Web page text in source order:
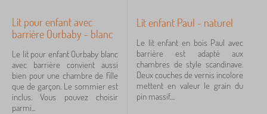
Étiquettes
Groupes
Marques
Lit pour enfant avec
barrière Ourbaby - blanc
Le lit pour enfant Ourbaby blanc
avec barrière convient aussi
bien pour une chambre de fille
que de garçon. Le sommier est
inclus. Vous pouvez choisir
parmi...
Lit enfant Paul - naturel
Le lit enfant en bois Paul avec
barrière est adapté aux
chambres de style scandinave.
Deux couches de vernis incolore
mettent en valeur le grain du
pin massif....